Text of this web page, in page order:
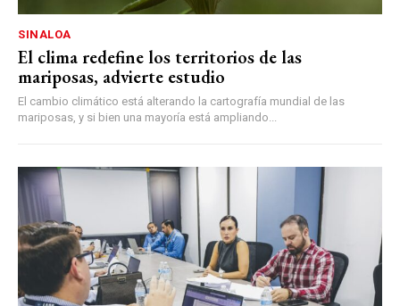
SINALOA
El clima redefine los territorios de las
mariposas, advierte estudio
El cambio climático está alterando la cartografía mundial de las
mariposas, y si bien una mayoría está ampliando...